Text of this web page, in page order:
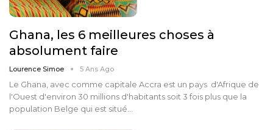
Ghana, les 6 meilleures choses à
absolument faire
Lourence Simoe 5 Ans Ago
Le Ghana, avec comme capitale Accra est un pays d'Afrique de
l'Ouest d'environ 30 millions d'habitants soit 3 fois plus que la
population Belge qui est situé…